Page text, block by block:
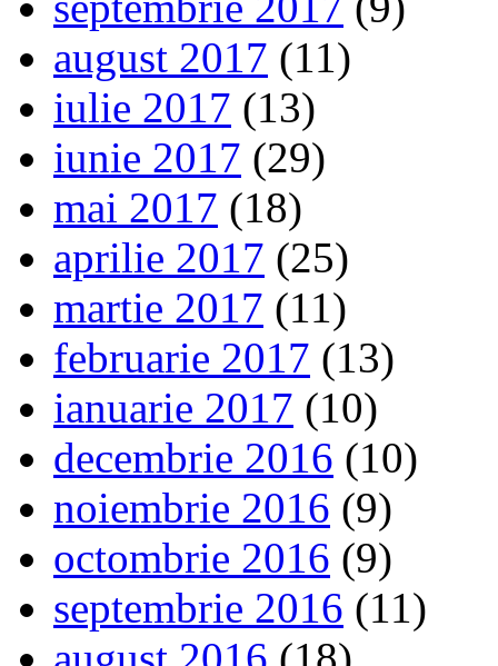
august 2017 (11)
iulie 2017 (13)
iunie 2017 (29)
mai 2017 (18)
aprilie 2017 (25)
martie 2017 (11)
februarie 2017 (13)
ianuarie 2017 (10)
decembrie 2016 (10)
noiembrie 2016 (9)
octombrie 2016 (9)
septembrie 2016 (11)